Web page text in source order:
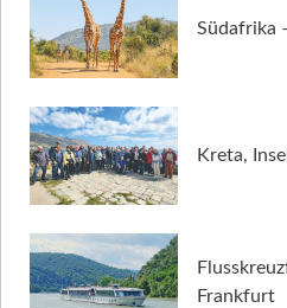
Südafrika
Kreta,
Frankfurt